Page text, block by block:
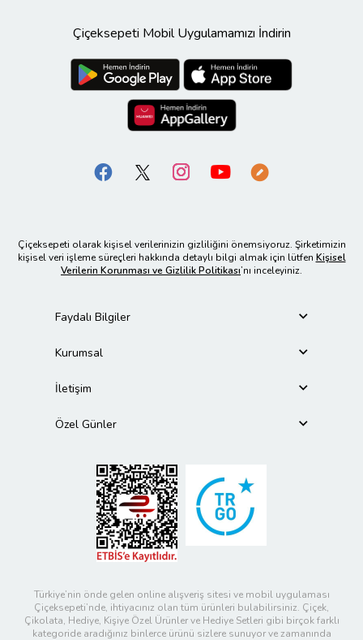
Çiçeksepeti Mobil Uygulamamızı İndirin
Çiçeksepeti olarak kişisel verilerinizin gizliliğini önemsiyoruz. Şirketimizin
kişisel veri işleme süreçleri hakkında detaylı bilgi almak için lütfen Kişisel
Verilerin Korunması ve Gizlilik Politikası’nı inceleyiniz.
Faydalı Bilgiler
Kurumsal
İletişim
Özel Günler
Türkiye’nin önde gelen online alışveriş sitesi ve mobil uygulaması
Çiçeksepeti’nde, ihtiyacınız olan tüm ürünleri bulabilirsiniz. Çiçek,
Çikolata, Hediye, Kişiye Özel Ürünler ve Hediye Setleri gibi birçok farklı
kategoride aradığınız binlerce ürünü sizlere sunuyor ve zamanında